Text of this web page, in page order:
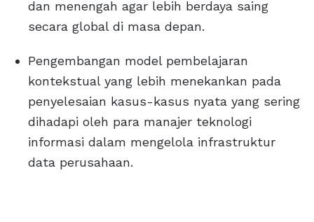
dan menengah agar lebih berdaya saing
secara global di masa depan.
Pengembangan model pembelajaran
kontekstual yang lebih menekankan pada
penyelesaian kasus-kasus nyata yang sering
dihadapi oleh para manajer teknologi
informasi dalam mengelola infrastruktur
data perusahaan.